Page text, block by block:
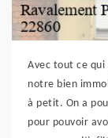
Avec tout ce qui
notre bien
à petit. On a
pour pouvoir